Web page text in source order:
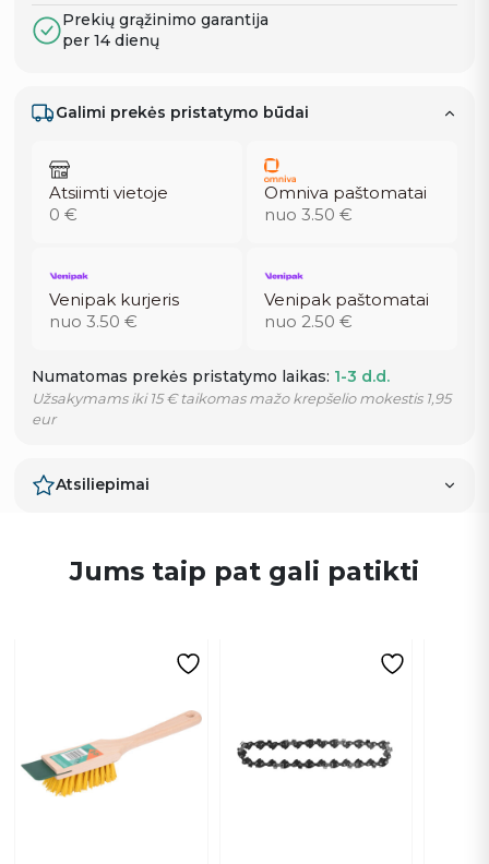
Prekių grąžinimo garantija
per 14 dienų
Galimi prekės pristatymo būdai
Atsiimti vietoje
0 €
Omniva paštomatai
nuo 3.50 €
Venipak kurjeris
nuo 3.50 €
Venipak paštomatai
nuo 2.50 €
Numatomas prekės pristatymo laikas: 1-3 d.d.
Užsakymams iki 15 € taikomas mažo krepšelio mokestis 1,95
eur
Atsiliepimai
Jums taip pat gali patikti